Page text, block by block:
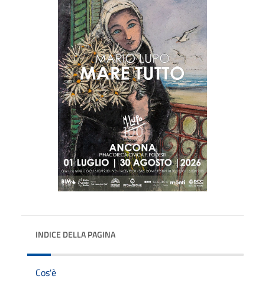
INDICE DELLA PAGINA
Cos'è